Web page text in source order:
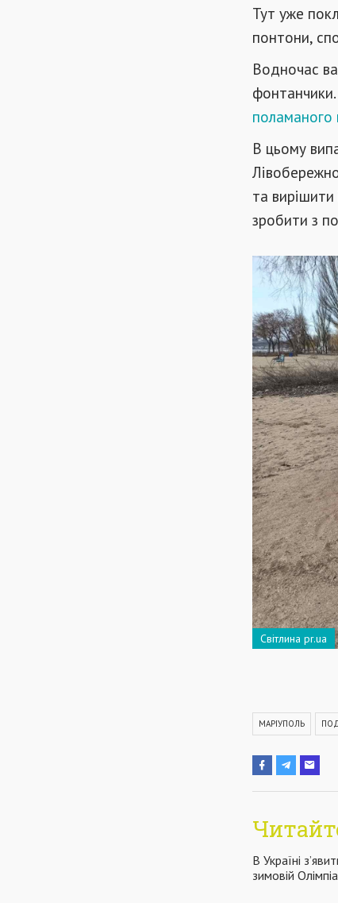
Тут уже
понтони,
Водночас
поламаного
В цьому
та
зробити з
Світлина pr.ua
МАРІУПОЛЬ
В Україні
зимовій